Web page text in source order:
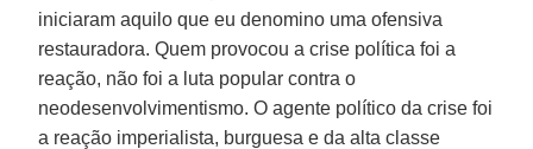
iniciaram aquilo que eu denomino uma ofensiva
restauradora. Quem provocou a crise política foi a
reação, não foi a luta popular contra o
neodesenvolvimentismo. O agente político da crise foi
a reação imperialista, burguesa e da alta classe